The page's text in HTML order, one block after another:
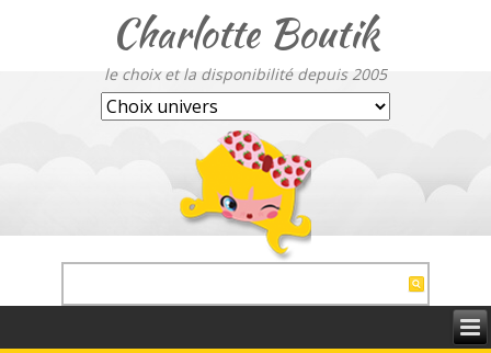
Charlotte Boutik
le choix et la disponibilité depuis 2005